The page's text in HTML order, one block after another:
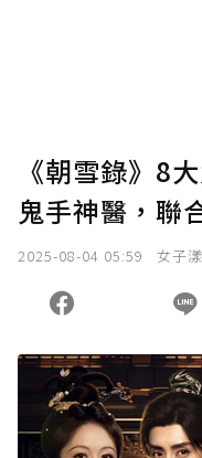
《朝雪錄》8
鬼手神醫，聯
2025-08-04 05:59 女子